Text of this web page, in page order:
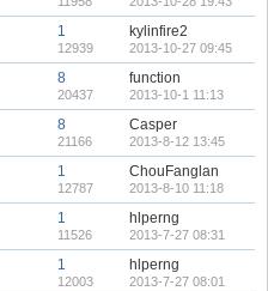
1
12939
kylinfire2
2013-10-27 09:45
8
20437
function
2013-10-1 11:13
8
21166
Casper
2013-8-12 13:45
1
12787
ChouFanglan
2013-8-10 11:18
1
11526
hlperng
2013-7-27 08:31
1
12003
hlperng
2013-7-27 08:01